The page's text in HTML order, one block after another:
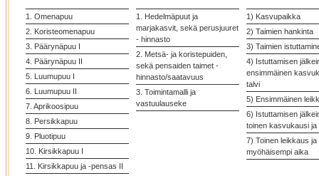
1. Omenapuu
2. Koristeomenapuu
3. Päärynäpuu I
4. Päärynäpuu II
5. Luumupuu I
6. Luumupuu II
7. Aprikoosipuu
8. Persikkapuu
9. Pluotipuu
10. Kirsikkapuu I
11. Kirsikkapuu ja -pensas II
1. Hedelmäpuut ja
marjakasvit, sekä perusjuuret
- hinnasto
2. Metsä- ja koristepuiden,
sekä pensaiden taimet -
hinnasto/saatavuus
3. Toimintamalli ja
vastuulauseke
1) Kasvupaikka
2) Taimien hankinta
3) Taimien
4) Istuttamisen
ensimmäinen
talvi
5) Ensimmäinen
6) Istuttamisen
toinen kasvukausi ja
7) Toinen leikkaus ja
myöhäisempi aika